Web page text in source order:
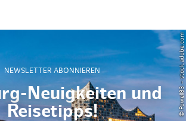
NEWSLETTER ABONNIEREN
Neuigkeiten und
Reisetipps!
© Powell83 – stock.adobe.com